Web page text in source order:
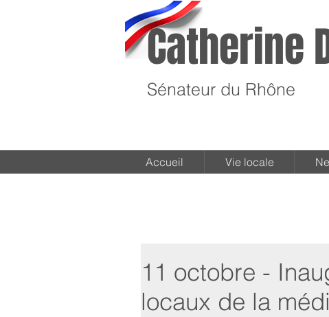
Catherine
Sénateur du Rhône
Accueil Vie locale
11 octobre -
locaux de la